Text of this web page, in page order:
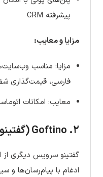
پیشرفته CRM
مزایا و معایب:
مزایا: مناسب
فارسی، قیمت‌گذاری
معایب: امکانات
۲. Goftino (گفتینو)
گفتینو سرویس دیگری از
ادغام با پیام‌رسان‌ها و